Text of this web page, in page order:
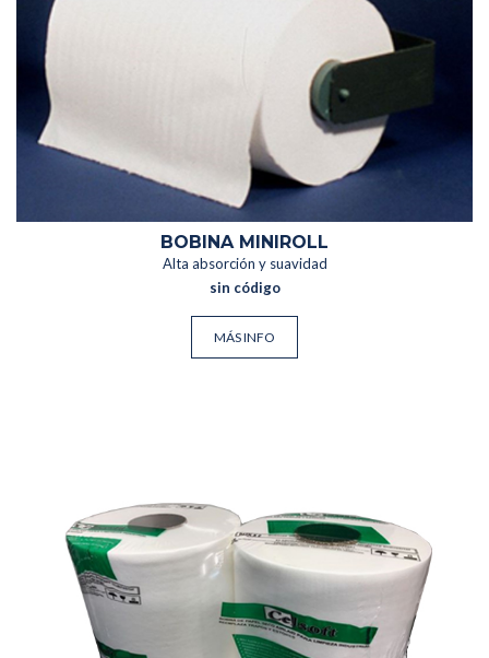
BOBINA MINIROLL
Alta absorción y suavidad
sin código
MÁS INFO